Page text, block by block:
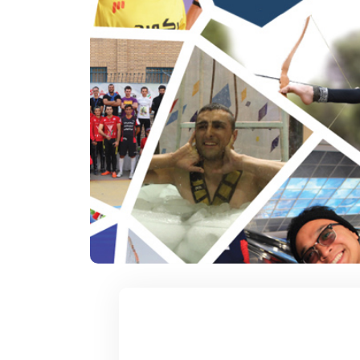
در یک
۱۲ آذر ۱۴۰۴
سریعترین زمان 1000 متر روپایی زدن با